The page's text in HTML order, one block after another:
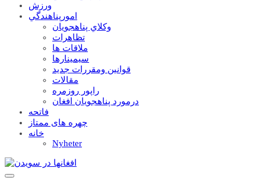
ورزش
امورپناهندگي
وکلاي پناهجويان
تظاهرات
ملاقات ها
سيمينارها
قوانين ومقررات جديد
مقالات
راپور روزمره
درمورد پناهجويان افغان
فاتحه
چهره های ممتاز
خانه
Nyheter